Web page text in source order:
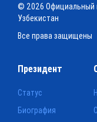
© 2026 Официальный
Узбекистан
Все права защищены
Президент
Статус
Биография